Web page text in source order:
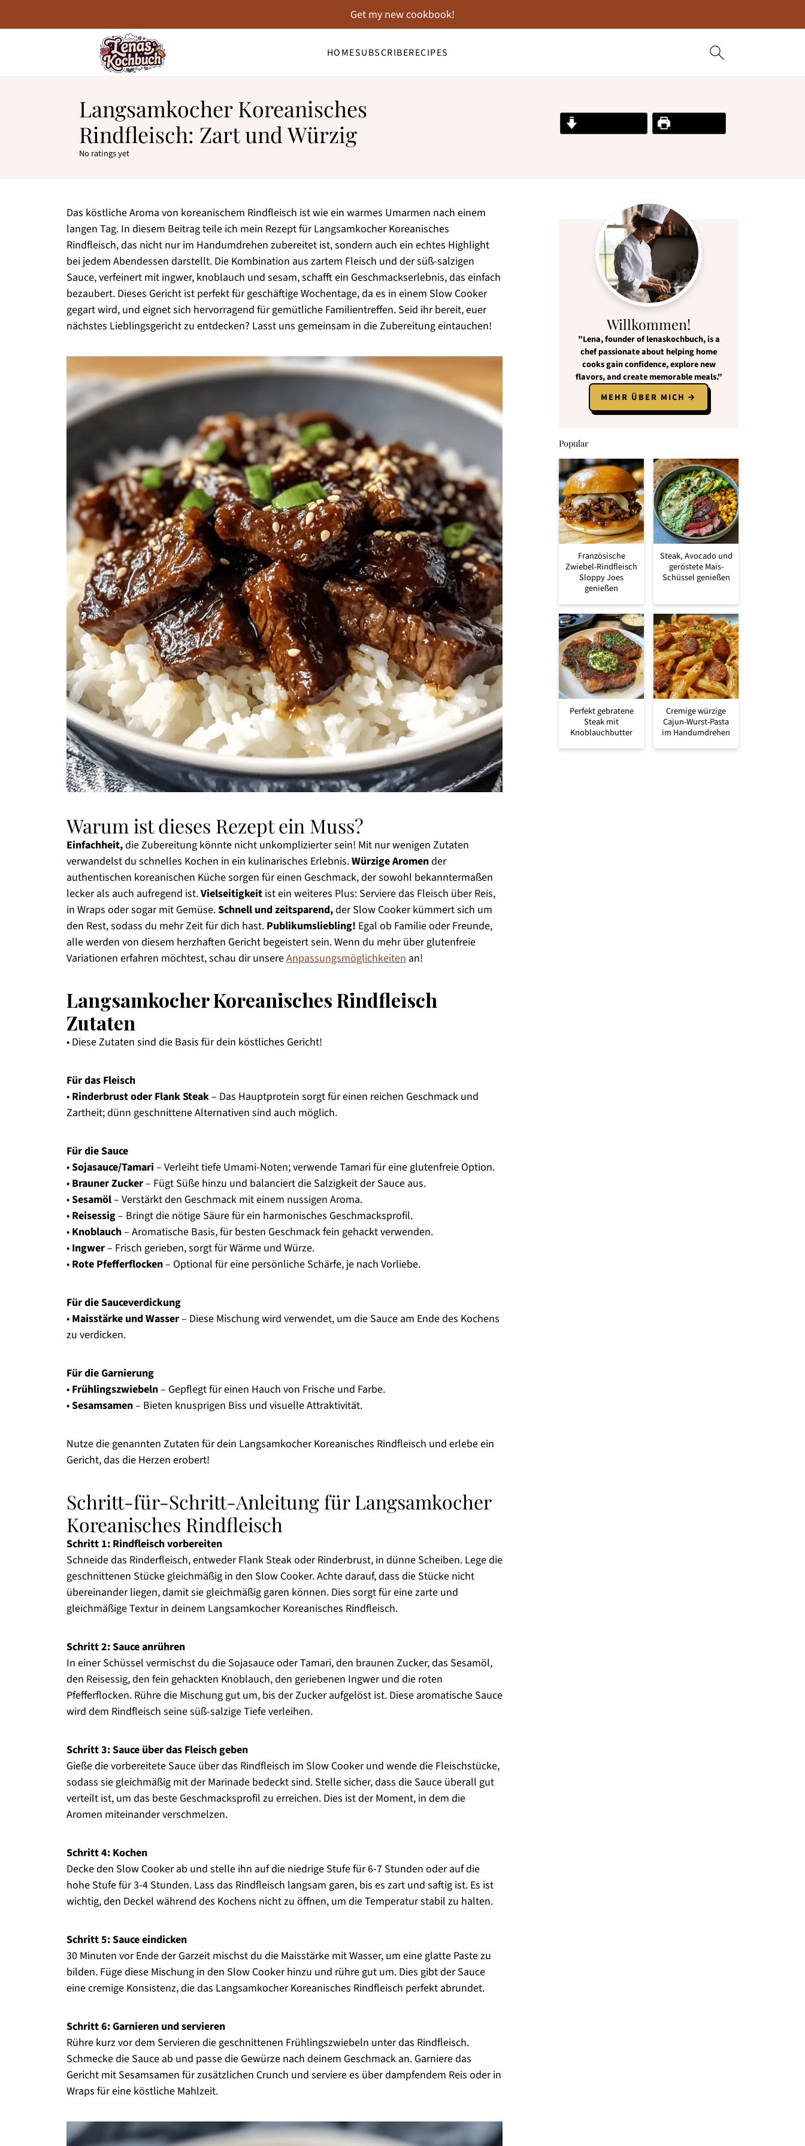
HOMESUBSCRIBERECIPES
Get my new cookbook!
Langsamkocher Koreanisches
Rindfleisch: Zart und Würzig
No ratings yet
Das köstliche Aroma von koreanischem Rindfleisch ist wie ein warmes Umarmen nach einem
langen Tag. In diesem Beitrag teile ich mein Rezept für Langsamkocher Koreanisches
Rindfleisch, das nicht nur im Handumdrehen zubereitet ist, sondern auch ein echtes Highlight
bei jedem Abendessen darstellt. Die Kombination aus zartem Fleisch und der süß-salzigen
Sauce, verfeinert mit ingwer, knoblauch und sesam, schafft ein Geschmackserlebnis, das einfach
bezaubert. Dieses Gericht ist perfekt für geschäftige Wochentage, da es in einem Slow Cooker
gegart wird, und eignet sich hervorragend für gemütliche Familientreffen. Seid ihr bereit, euer
nächstes Lieblingsgericht zu entdecken? Lasst uns gemeinsam in die Zubereitung eintauchen!
Warum ist dieses Rezept ein Muss?
Einfachheit,die Zubereitung könnte nicht unkomplizierter sein! Mit nur wenigen Zutaten
verwandelst du schnelles Kochen in ein kulinarisches Erlebnis.Würzige Aromender
authentischen koreanischen Küche sorgen für einen Geschmack, der sowohl bekanntermaßen
lecker als auch aufregend ist.Vielseitigkeit ist ein weiteres Plus: Serviere das Fleisch über Reis,
in Wraps oder sogar mit Gemüse.Schnell und zeitsparend,der Slow Cooker kümmert sich um
den Rest, sodass du mehr Zeit für dich hast. Publikumsliebling! Egal ob Familie oder Freunde,
alle werden von diesem herzhaften Gericht begeistert sein. Wenn du mehr über glutenfreie
Variationen erfahren möchtest, schau dir unsereAnpassungsmöglichkeiten an!
Langsamkocher Koreanisches Rindfleisch
Zutaten
• Diese Zutaten sind die Basis für dein köstliches Gericht!
Für das Fleisch
• Rinderbrust oder Flank Steak– Das Hauptprotein sorgt für einen reichen Geschmack und
Zartheit; dünn geschnittene Alternativen sind auch möglich.
Für die Sauce
•Sojasauce/Tamari – Verleiht tiefe Umami-Noten; verwende Tamari für eine glutenfreie Option.
• Brauner Zucker– Fügt Süße hinzu und balanciert die Salzigkeit der Sauce aus.
•Sesamöl– Verstärkt den Geschmack mit einem nussigen Aroma.
• Reisessig– Bringt die nötige Säure für ein harmonisches Geschmacksprofil.
• Knoblauch– Aromatische Basis, für besten Geschmack fein gehackt verwenden.
• Ingwer– Frisch gerieben, sorgt für Wärme und Würze.
• Rote Pfefferflocken– Optional für eine persönliche Schärfe, je nach Vorliebe.
Für die Sauceverdickung
• Maisstärke und Wasser– Diese Mischung wird verwendet, um die Sauce am Ende des Kochens
zu verdicken.
Für die Garnierung
• Frühlingszwiebeln– Gepflegt für einen Hauch von Frische und Farbe.
•Sesamsamen– Bieten knusprigen Biss und visuelle Attraktivität.
Nutze die genannten Zutaten für dein Langsamkocher Koreanisches Rindfleisch und erlebe ein
Gericht, das die Herzen erobert!
Schritt-für-Schritt-Anleitung für Langsamkocher
Koreanisches Rindfleisch
Schritt 1: Rindfleisch vorbereiten
Schneide das Rinderfleisch, entweder Flank Steak oder Rinderbrust, in dünne Scheiben. Lege die
geschnittenen Stücke gleichmäßig in den Slow Cooker. Achte darauf, dass die Stücke nicht
übereinander liegen, damit sie gleichmäßig garen können. Dies sorgt für eine zarte und
gleichmäßige Textur in deinem Langsamkocher Koreanisches Rindfleisch.
Schritt 2: Sauce anrühren
In einer Schüssel vermischst du die Sojasauce oder Tamari, den braunen Zucker, das Sesamöl,
den Reisessig, den fein gehackten Knoblauch, den geriebenen Ingwer und die roten
Pfefferflocken. Rühre die Mischung gut um, bis der Zucker aufgelöst ist. Diese aromatische Sauce
wird dem Rindfleisch seine süß-salzige Tiefe verleihen.
Schritt 3: Sauce über das Fleisch geben
Gieße die vorbereitete Sauce über das Rindfleisch im Slow Cooker und wende die Fleischstücke,
sodass sie gleichmäßig mit der Marinade bedeckt sind. Stelle sicher, dass die Sauce überall gut
verteilt ist, um das beste Geschmacksprofil zu erreichen. Dies ist der Moment, in dem die
Aromen miteinander verschmelzen.
Schritt 4: Kochen
Decke den Slow Cooker ab und stelle ihn auf die niedrige Stufe für 6-7 Stunden oder auf die
hohe Stufe für 3-4 Stunden. Lass das Rindfleisch langsam garen, bis es zart und saftig ist. Es ist
wichtig, den Deckel während des Kochens nicht zu öffnen, um die Temperatur stabil zu halten.
Schritt 5: Sauce eindicken
30 Minuten vor Ende der Garzeit mischst du die Maisstärke mit Wasser, um eine glatte Paste zu
bilden. Füge diese Mischung in den Slow Cooker hinzu und rühre gut um. Dies gibt der Sauce
eine cremige Konsistenz, die das Langsamkocher Koreanisches Rindfleisch perfekt abrundet.
Schritt 6: Garnieren und servieren
Rühre kurz vor dem Servieren die geschnittenen Frühlingszwiebeln unter das Rindfleisch.
Schmecke die Sauce ab und passe die Gewürze nach deinem Geschmack an. Garniere das
Gericht mit Sesamsamen für zusätzlichen Crunch und serviere es über dampfendem Reis oder in
Wraps für eine köstliche Mahlzeit.
Willkommen!
"Lena, founder of lenaskochbuch, is a
chef passionate about helping home
cooks gain confidence, explore new
flavors, and create memorable meals."
MEHR ÜBER MICH
Popular
Französische
Zwiebel-Rindfleisch
Sloppy Joes
genießen
Steak, Avocado und
geröstete Mais-
Schüssel genießen
Perfekt gebratene
Steak mit
Knoblauchbutter
Cremige würzige
Cajun-Wurst-Pasta
im Handumdrehen